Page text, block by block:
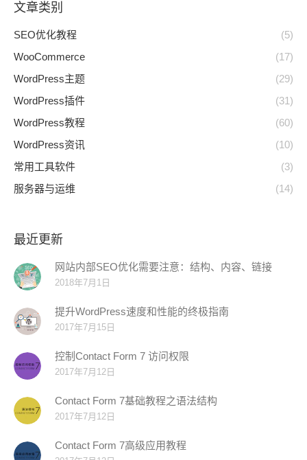
文章类别
SEO优化教程
(5)
WooCommerce
(17)
WordPress主题
(29)
WordPress插件
(31)
WordPress教程
(60)
WordPress资讯
(10)
常用工具软件
(3)
服务器与运维
(14)
最近更新
网站内部SEO优化需要注意：结构、内容、链接
2018年7月1日
提升WordPress速度和性能的终极指南
2017年7月15日
控制Contact Form 7 访问权限
2017年7月12日
Contact Form 7基础教程之语法结构
2017年7月12日
Contact Form 7高级应用教程